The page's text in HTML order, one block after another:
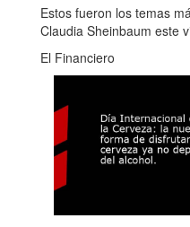
Estos fueron los temas
Claudia Sheinbaum este
El Financiero